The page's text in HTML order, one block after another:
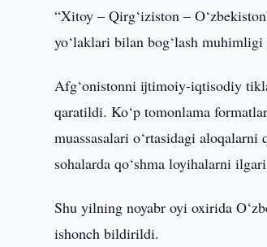
“Xitoy – Qirg‘iziston –
yo‘laklari bilan bog‘lash
Afg‘onistonni ijtimoiy-iqtisodiy
qaratildi. Ko‘p tomonlama
muassasalari o‘rtasidagi
sohalarda qo‘shma loyihalarni
Shu yilning noyabr oyi oxirida
ishonch bildirildi.